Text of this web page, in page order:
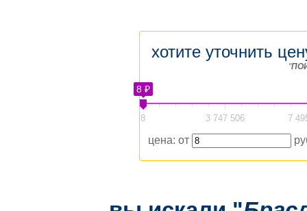
хотите уточнить
"
8 ₽
8 3 747 506 7
цена: от